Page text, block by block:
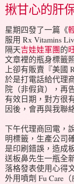
揪甘心的肝
星期四發了一篇《
服用 Rx Vitamins
隔天吉娃娃軍團的
文章裡的瓶身標籤
上卻有販賣『美國
於是打電話給代理
院（非假貨），再
有效日期，對方很
因後，會再與我聯
下午代理商回電，
明標籤，生產公司
是印刷錯誤，造成
送板鼻先生一瓶全
落格發表使用心得
外用噴劑 Fu Care（